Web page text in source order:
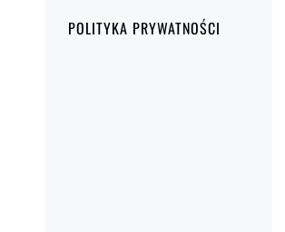
POLITYKA PRYWATNOŚCI